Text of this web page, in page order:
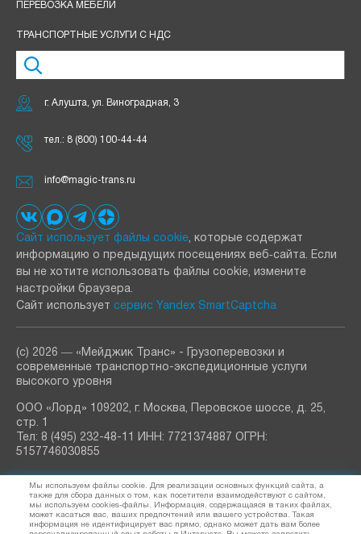
ПЕРЕВОЗКА МЕБЕЛИ
ТРАНСПОРТНЫЕ УСЛУГИ С НДС
г. Алушта, ул. Виноградная, 3
тел.: 8 (800) 100-44-44
info@magic-trans.ru
Сайт использует файлы cookie, которые содержат
информацию о предыдущих посещениях веб‑сайта. Если
вы не хотите использовать файлы cookie, измените
настройки браузера.
Сайт использует сервис Yandex SmartCaptcha
(с) 2026 ― «Мейджик Транс» - Грузоперевозки и
современные транспортно-экспедиционные услуги
высокого уровня
ООО «Лорд» 109202, г. Москва, Перовское шоссе, д. 25,
стр. 1
Тел: 8 (495) 232-48-11 ИНН: 7721374887 ОГРН:
5157746030855
РАССЫЛКА узнавайте о новостях и акциях
Мы используем файлы cookie. Для реализации основных функций сайта, а
также для сбора данных о том, как посетители взаимодействуют с сайтом,
мы используем cookies-файлы. Информация, содержащаяся в таких файлах,
может касаться вас, ваших предпочтений или вашего устройства. Такая
информация не идентифицирует вас прямо, однако может дать вам более